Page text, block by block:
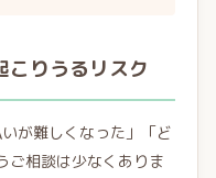
こりうるリスク
が難しくなった」「ど
ご相談は少なくありま